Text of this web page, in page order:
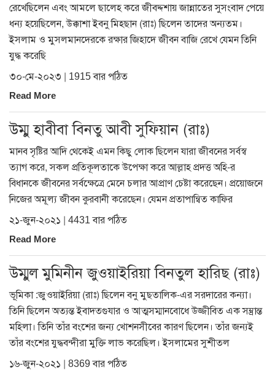
রেখেছিলেন এবং আমলে ছালেহ করে জীবদ্দশায় জান্নাতের সুসংবাদ পেয়ে
ধন্য হয়েছিলেন, উক্কাশা ইবনু মিহছান (রাঃ) ছিলেন তাদের অন্যতম।
ইসলাম ও মুসলমানদেরকে রক্ষার জিহাদে জীবন বাজি রেখে যেমন তিনি
যুদ্ধ করেছি
৩০-মে-২০২৩ | 1915 বার পঠিত
Read More
উম্মু হাবীবা বিনতু আবী সুফিয়ান (রাঃ)
মানব সৃষ্টির আদি থেকেই এমন কিছু লোক ছিলেন যারা জীবনের সর্বস্ব
ত্যাগ করে, সকল প্রতিকূলতাকে উপেক্ষা করে আল্লাহ প্রদত্ত অহি-র
বিধানকে জীবনের সর্বক্ষেত্রে মেনে চলার আপ্রাণ চেষ্টা করেছেন। প্রয়োজনে
নিজের অমূল্য জীবন কুরবানী করেছেন। যেমন প্রতাপান্বিত কাফির
২১-জুন-২০২১ | 4431 বার পঠিত
Read More
উম্মুল মুমিনীন জুওয়াইরিয়া বিনতুল হারিছ (রাঃ)
ভূমিকা :জুওয়াইরিয়া (রাঃ) ছিলেন বনু মুছতালিক-এর সরদারের কন্যা।
তিনি ছিলেন অত্যন্ত ইবাদতগুযার ও আত্মসম্মানবোধে উজ্জীবিত এক সম্ভ্রান্ত
মহিলা। তিনি তাঁর বংশের জন্য খোশনসীবের কারণ ছিলেন। তাঁর জন্যই
তাঁর বংশের যুদ্ধবন্দীরা মুক্তি লাভ করেছিল। ইসলামের সুশীতল
১৬-জুন-২০২১ | 8369 বার পঠিত